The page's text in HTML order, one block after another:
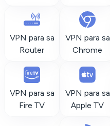
VPN para sa
Router
VPN para sa
Chrome
VPN para sa
Fire TV
VPN para sa
Apple TV